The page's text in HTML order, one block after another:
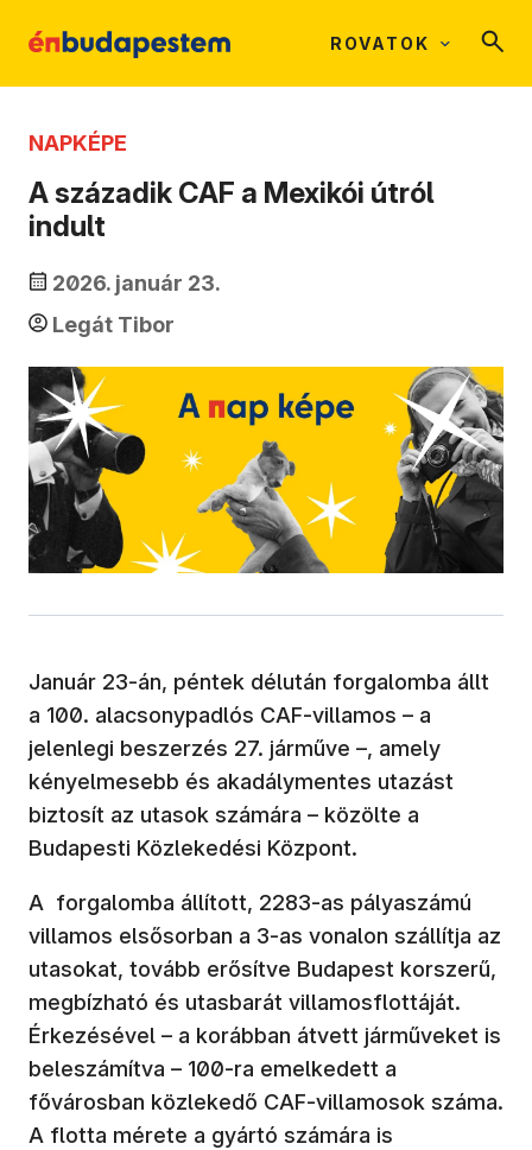
ROVATOK
NAPKÉPE
A századik CAF a Mexikói útról
indult
2026. január 23.
Legát Tibor
Január 23-án, péntek délután forgalomba állt
a 100. alacsonypadlós CAF-villamos – a
jelenlegi beszerzés 27. járműve –, amely
kényelmesebb és akadálymentes utazást
biztosít az utasok számára – közölte a
Budapesti Közlekedési Központ.
A forgalomba állított, 2283-as pályaszámú
villamos elsősorban a 3-as vonalon szállítja az
utasokat, tovább erősítve Budapest korszerű,
megbízható és utasbarát villamosflottáját.
Érkezésével – a korábban átvett járműveket is
beleszámítva – 100-ra emelkedett a
fővárosban közlekedő CAF-villamosok száma.
A flotta mérete a gyártó számára is